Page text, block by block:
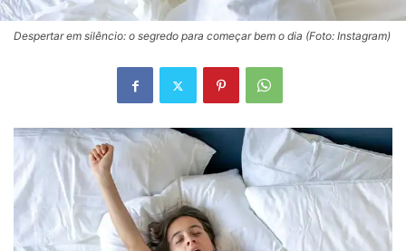
Despertar em silêncio: o segredo para começar bem o dia (Foto: Instagram)